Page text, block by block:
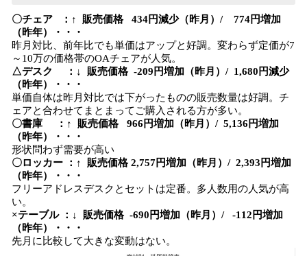
〇チェア ：↑ 販売価格 434円減少（昨月）/ 774円増加
（昨年）・・・
昨月対比、前年比でも単価はアップと好調。変わらず定価が7
～10万の価格帯のOAチェアが人気。
△デスク ：↓ 販売価格 -209円増加（昨月）/ 1,680円減少
（昨年）・・・
単価自体は昨月対比では下がったものの販売数量は好調。チ
ェアと合わせてまとまってご購入される方が多い。
〇書庫 ：↑ 販売価格 966円増加（昨月）/ 5,136円増加
（昨年）・・・
形状問わず需要が高い
〇ロッカー ：↑ 販売価格 2,757円増加（昨月）/ 2,393円増加
（昨年）・・・
フリーアドレスデスクとセットは定番。多人数用の人気が高
い。
×テーブル ：↓ 販売価格 -690円増加（昨月）/ -112円増加
（昨年）・・・
先月に比較して大きな変動はない。